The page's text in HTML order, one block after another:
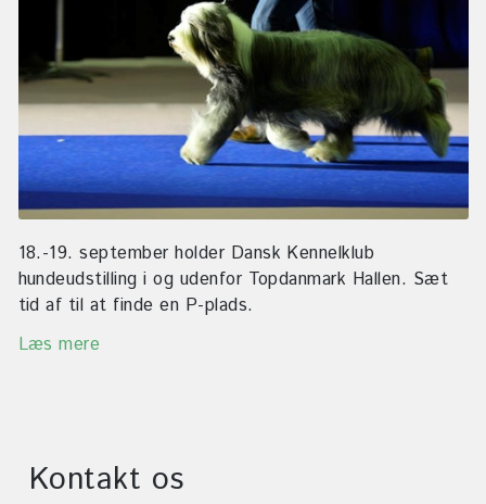
18.-19. september holder Dansk Kennelklub
hundeudstilling i og udenfor Topdanmark Hallen. Sæt
tid af til at finde en P-plads.
Læs mere
Kontakt os